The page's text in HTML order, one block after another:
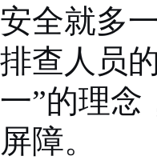
安全就多
排查人员
一”的理念
屏障。